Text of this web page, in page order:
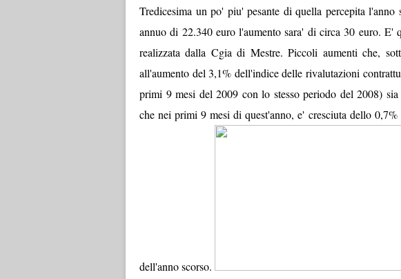
Tredicesima un po' piu' pesante di quella percepita
annuo di 22.340 euro l'aumento sara' di circa 30 euro. E'
realizzata dalla Cgia di Mestre. Piccoli aumenti che,
all'aumento del 3,1% dell'indice delle rivalutazioni
primi 9 mesi del 2009 con lo stesso periodo del 2008)
che nei primi 9 mesi di quest'anno, e' cresciuta dello
dell'anno scorso.